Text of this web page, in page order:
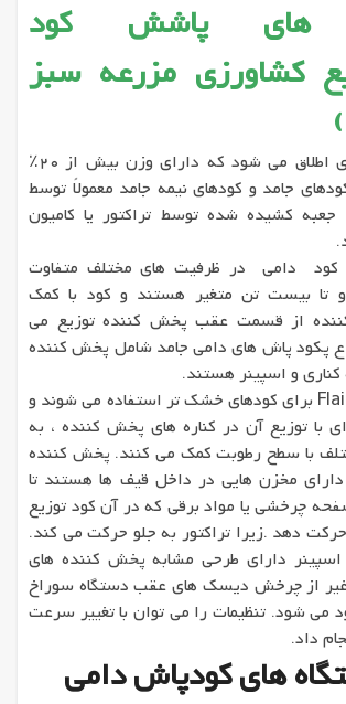
های پاشش کود
کشاورزی مزرعه سبز
کود جامد به کودی اطلاق می شود که دارای وزن بیش از 20٪
جامد و کودهای نیمه جامد معمولاً توسط
کشیده شده توسط تراکتور یا کامیون
دامی در ظرفیت های مختلف متفاوت
تا بیست تن متغیر هستند و کود با کمک
از قسمت عقب پخش کننده توزیع می
پکود پاش های دامی جامد شامل پخش کننده
کناری و اسپینر هستند.
پخش کننده های Flail برای کودهای خشک تر استفاده می شوند و
با توزیع آن در کناره های پخش کننده ، به
با سطح رطوبت کمک می کنند. پخش کننده
دارای مخزن هایی در داخل قیف ها هستند تا
چرخشی یا مواد برقی که در آن کود توزیع
دهد .زیرا تراکتور به جلو حرکت می کند.
دارای طرحی مشابه پخش کننده های
از چرخش دیسک های عقب دستگاه سوراخ
می شود. تنظیمات را می توان با تغییر سرعت
داد.
های کودپاش دامی